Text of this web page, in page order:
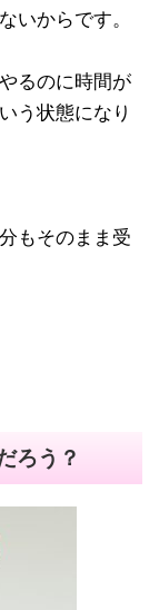
いからです。
るのに時間が
う状態になり
もそのまま受
ろう？